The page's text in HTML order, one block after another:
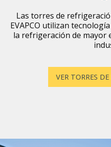
Las torres de
EVAPCO utilizan
la refrigeración de mayor
VER TORRES